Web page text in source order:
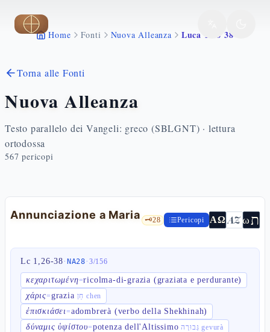
Vai al contenuto principale
Home Fonti Nuova Alleanza Luca 1 26 38
Torna alle Fonti
Nuova Alleanza
Testo parallelo dei Vangeli: greco (SBLGNT) · lettura
ortodossa
567 pericopi
Annunciazione a Maria 🗝️28 Pericopi ΑΩ AZωת
Lc 1,26-38· NA28· 3/156
κεχαριτωμένη=ricolma-di-grazia (graziata e perdurante)
χάρις=grazia חֵן chen
ἐπισκιάσει=adombrerà (verbo della Shekhinah)
δύναμις ὑψίστου=potenza dell'Altissimo גְּבוּרָה gevurà